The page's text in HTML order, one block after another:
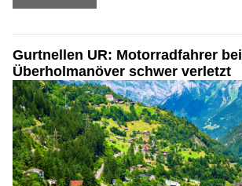
Gurtnellen UR: Motorradfahrer bei
Überholmanöver schwer verletzt